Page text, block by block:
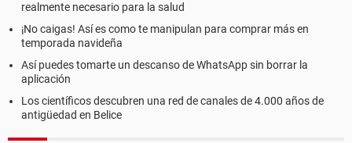
realmente necesario para la salud
¡No caigas! Así es como te manipulan para comprar más en
temporada navideña
Así puedes tomarte un descanso de WhatsApp sin borrar la
aplicación
Los científicos descubren una red de canales de 4.000 años de
antigüedad en Belice